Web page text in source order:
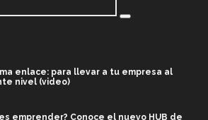
enlace: para llevar a tu empresa al
nivel (video)
emprender? Conoce el nuevo HUB de